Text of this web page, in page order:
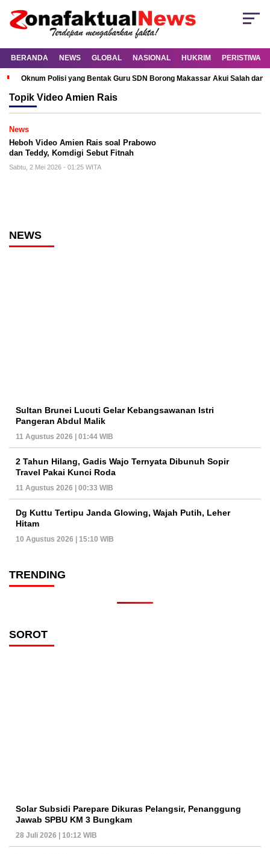
BERANDA NEWS GLOBAL NASIONAL HUKRIM PERISTIWA
Oknum Polisi yang Bentak Guru SDN Borong Makassar Akui Salah dan
Topik Video Amien Rais
News
Heboh Video Amien Rais soal Prabowo
dan Teddy, Komdigi Sebut Fitnah
Sabtu, 2 Mei 2026 - 01:25 WITA
NEWS
Sultan Brunei Lucuti Gelar Kebangsawanan Istri
Pangeran Abdul Malik
11 Agustus 2026 | 01:44 WIB
2 Tahun Hilang, Gadis Wajo Ternyata Dibunuh Sopir
Travel Pakai Kunci Roda
11 Agustus 2026 | 00:33 WIB
Dg Kuttu Tertipu Janda Glowing, Wajah Putih, Leher
Hitam
10 Agustus 2026 | 15:10 WIB
TRENDING
SOROT
Solar Subsidi Parepare Dikuras Pelangsir, Penanggung
Jawab SPBU KM 3 Bungkam
28 Juli 2026 | 10:12 WIB